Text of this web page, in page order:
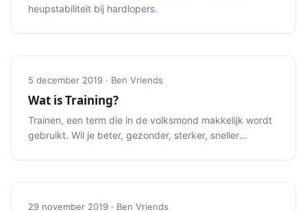
heupstabiliteit bij hardlopers.
5 december 2019 · Ben Vriends
Wat is Training?
Trainen, een term die in de volksmond makkelijk wordt
gebruikt. Wil je beter, gezonder, sterker, sneller
29 november 2019 · Ben Vriends